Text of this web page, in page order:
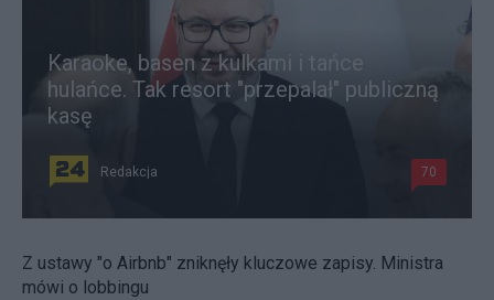
Karaoke, basen z kulkami i tańce
hulańce. Tak resort "przepalał" publiczną
kasę
Redakcja 70
Z ustawy "o Airbnb" zniknęły kluczowe zapisy. Ministra
mówi o lobbingu